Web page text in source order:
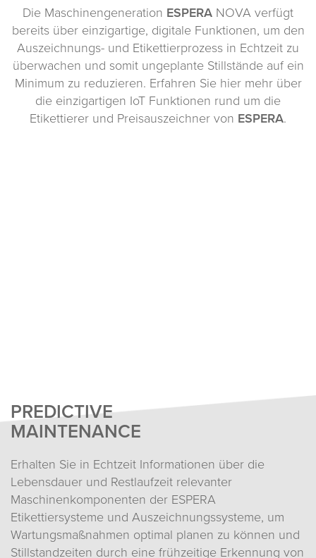
Die Maschinengeneration ESPERA NOVA verfügt
bereits über einzigartige, digitale Funktionen, um den
Auszeichnungs- und Etikettierprozess in Echtzeit zu
überwachen und somit ungeplante Stillstände auf ein
Minimum zu reduzieren. Erfahren Sie hier mehr über
die einzigartigen IoT Funktionen rund um die
Etikettierer und Preisauszeichner von ESPERA.
PREDICTIVE
MAINTENANCE
Erhalten Sie in Echtzeit Informationen über die
Lebensdauer und Restlaufzeit relevanter
Maschinenkomponenten der ESPERA
Etikettiersysteme und Auszeichnungssysteme, um
Wartungsmaßnahmen optimal planen zu können und
Stillstandzeiten durch eine frühzeitige Erkennung von